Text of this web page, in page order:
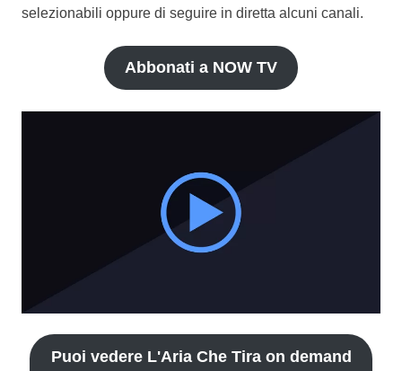
selezionabili oppure di seguire in diretta alcuni canali.
Abbonati a NOW TV
Puoi vedere L'Aria Che Tira on demand